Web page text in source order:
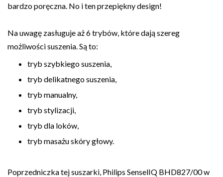
bardzo poręczna. No i ten przepiękny design!
Na uwagę zasługuje aż 6 trybów, które dają szereg
możliwości suszenia. Są to:
tryb szybkiego suszenia,
tryb delikatnego suszenia,
tryb manualny,
tryb stylizacji,
tryb dla loków,
tryb masażu skóry głowy.
Poprzedniczka tej suszarki, Philips SenselIQ BHD827/00 w